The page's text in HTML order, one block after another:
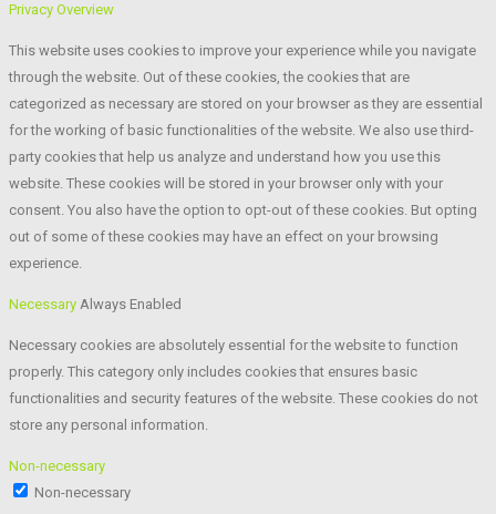
Privacy Overview
This website uses cookies to improve your experience while you navigate
through the website. Out of these cookies, the cookies that are
categorized as necessary are stored on your browser as they are essential
for the working of basic functionalities of the website. We also use third-
party cookies that help us analyze and understand how you use this
website. These cookies will be stored in your browser only with your
consent. You also have the option to opt-out of these cookies. But opting
out of some of these cookies may have an effect on your browsing
experience.
Necessary Always Enabled
Necessary cookies are absolutely essential for the website to function
properly. This category only includes cookies that ensures basic
functionalities and security features of the website. These cookies do not
store any personal information.
Non-necessary
Non-necessary